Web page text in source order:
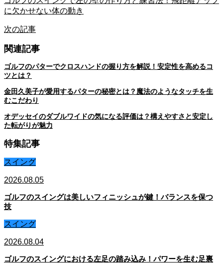
に欠かせない体の動き
次の記事
関連記事
ゴルフのパターでクロスハンドの握り方を解説！安定性を高めるコ
ツとは？
金田久美子が愛用するパターの秘密とは？魔法のようなタッチを生
むこだわり
オデッセイのダブルワイドの気になる評価は？構えやすさと安定し
た転がりが魅力
特集記事
スイング
2026.08.05
ゴルフのスイングは美しいフィニッシュが鍵！バランスを保つ
技
スイング
2026.08.04
ゴルフのスイングにおける左足の踏み込み！パワーを生む足裏